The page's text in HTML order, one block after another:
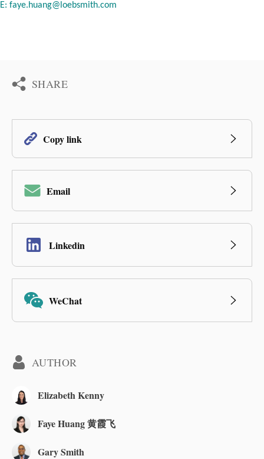
E: faye.huang@loebsmith.com
SHARE
Copy link
Email
Linkedin
WeChat
AUTHOR
Elizabeth Kenny
Faye Huang 黄霞飞
Gary Smith